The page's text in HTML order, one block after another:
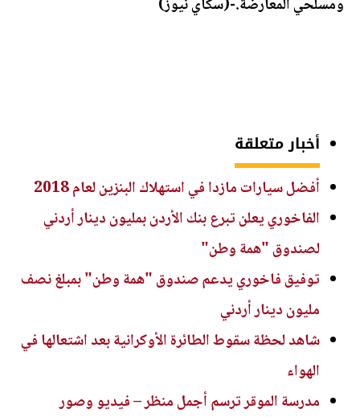
ومسلحي المعارضة.-(سكاي نيوز)
أخبار متعلقة
أفضل سيارات مازدا في استهلاك البنزين لعام 2018
الفاخوري يعلن تبرع بنك الأردن بمليون دينار أردني
لصندوق "همة وطن"
توفيق فاخوري يدعم صندوق "همة وطن" بمبلغ نصف
مليون دينار أردني
شاهد لحظة سقوط الطائرة الأوكرانية بعد اشتعالها في
الهواء
مدرسة الموقر ترسم أجمل منظر – فيديو وصور